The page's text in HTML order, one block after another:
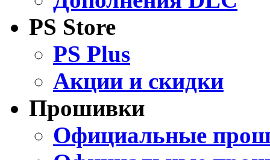
PS Store
PS Plus
Акции и скидки
Прошивки
Официальные